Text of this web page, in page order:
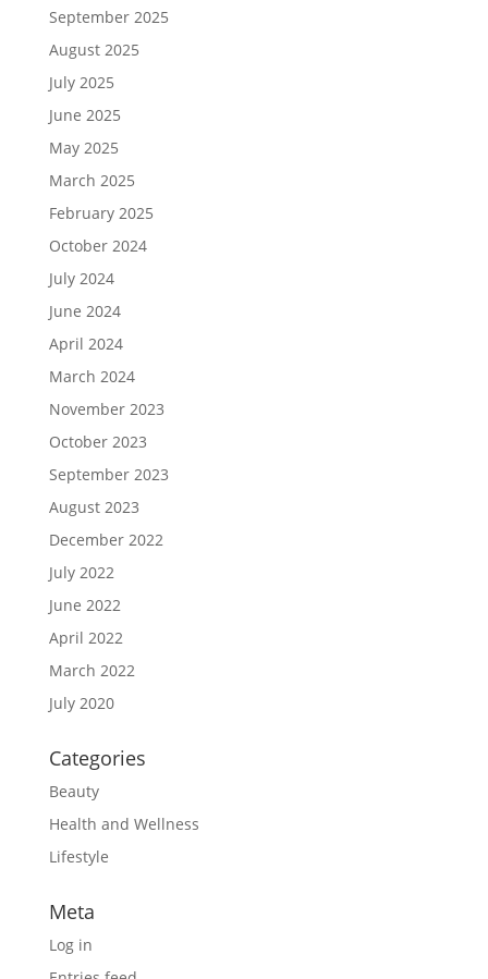
September 2025
August 2025
July 2025
June 2025
May 2025
March 2025
February 2025
October 2024
July 2024
June 2024
April 2024
March 2024
November 2023
October 2023
September 2023
August 2023
December 2022
July 2022
June 2022
April 2022
March 2022
July 2020
Categories
Beauty
Health and Wellness
Lifestyle
Meta
Log in